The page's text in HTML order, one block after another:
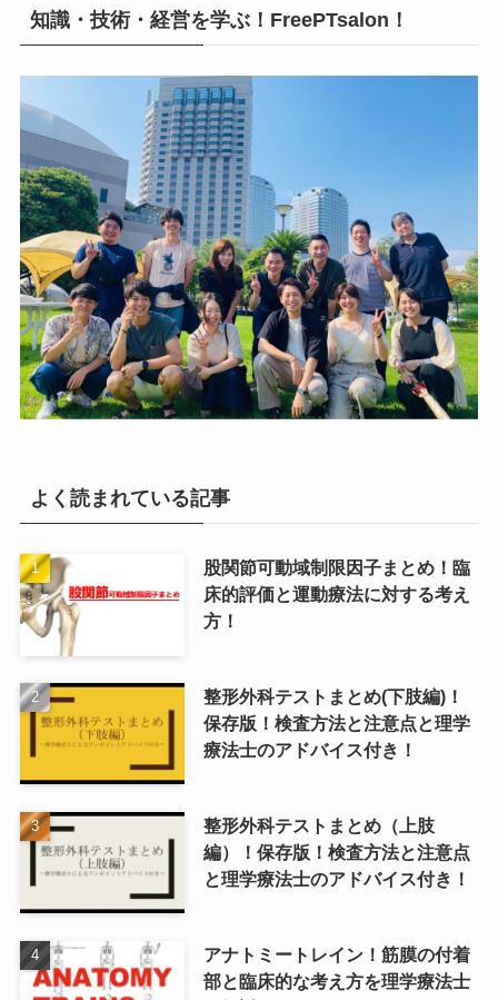
知識・技術・経営を学ぶ！FreePTsalon！
よく読まれている記事
股関節可動域制限因子まとめ！臨
床的評価と運動療法に対する考え
方！
整形外科テストまとめ(下肢編)！
保存版！検査方法と注意点と理学
療法士のアドバイス付き！
整形外科テストまとめ（上肢
編）！保存版！検査方法と注意点
と理学療法士のアドバイス付き！
アナトミートレイン！筋膜の付着
部と臨床的な考え方を理学療法士